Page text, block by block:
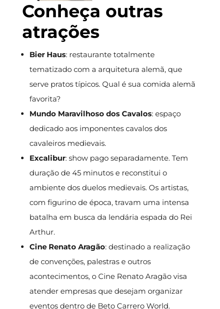
Conheça outras
atrações
Bier Haus: restaurante totalmente
tematizado com a arquitetura alemã, que
serve pratos típicos. Qual é sua comida alemã
favorita?
Mundo Maravilhoso dos Cavalos: espaço
dedicado aos imponentes cavalos dos
cavaleiros medievais.
Excalibur: show pago separadamente. Tem
duração de 45 minutos e reconstitui o
ambiente dos duelos medievais. Os artistas,
com figurino de época, travam uma intensa
batalha em busca da lendária espada do Rei
Arthur.
Cine Renato Aragão: destinado a realização
de convenções, palestras e outros
acontecimentos, o Cine Renato Aragão visa
atender empresas que desejam organizar
eventos dentro de Beto Carrero World.